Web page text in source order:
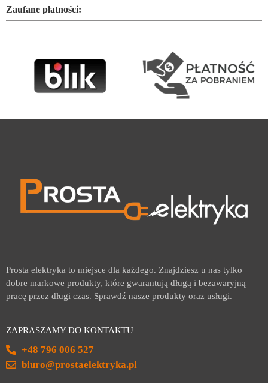
Zaufane płatności:
Prosta elektryka to miejsce dla każdego. Znajdziesz u nas tylko
dobre markowe produkty, które gwarantują długą i bezawaryjną
pracę przez długi czas. Sprawdź nasze produkty oraz usługi.
ZAPRASZAMY DO KONTAKTU
+48 796 006 527
biuro@prostaelektryka.pl